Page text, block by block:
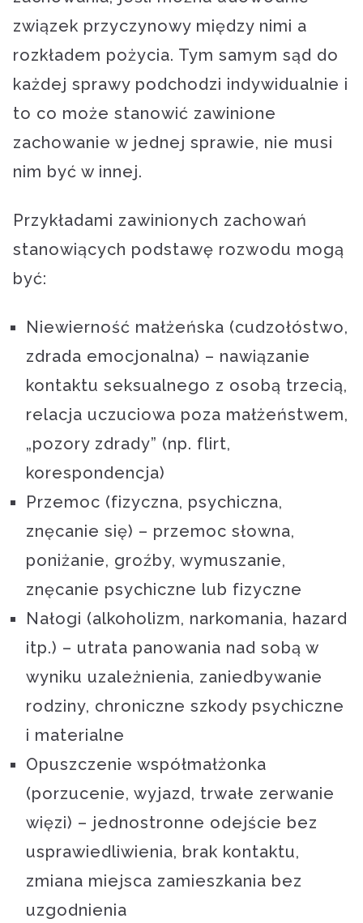
związek przyczynowy między nimi a
rozkładem pożycia. Tym samym sąd do
każdej sprawy podchodzi indywidualnie i
to co może stanowić zawinione
zachowanie w jednej sprawie, nie musi
nim być w innej.
Przykładami zawinionych zachowań
stanowiących podstawę rozwodu mogą
być:
Niewierność małżeńska (cudzołóstwo,
zdrada emocjonalna) – nawiązanie
kontaktu seksualnego z osobą trzecią,
relacja uczuciowa poza małżeństwem,
„pozory zdrady” (np. flirt,
korespondencja)
Przemoc (fizyczna, psychiczna,
znęcanie się) – przemoc słowna,
poniżanie, groźby, wymuszanie,
znęcanie psychiczne lub fizyczne
Nałogi (alkoholizm, narkomania, hazard
itp.) – utrata panowania nad sobą w
wyniku uzależnienia, zaniedbywanie
rodziny, chroniczne szkody psychiczne
i materialne
Opuszczenie współmałżonka
(porzucenie, wyjazd, trwałe zerwanie
więzi) – jednostronne odejście bez
usprawiedliwienia, brak kontaktu,
zmiana miejsca zamieszkania bez
uzgodnienia